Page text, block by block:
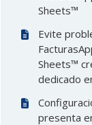
Sheets™
Evite
Sheets™
dedicado
presenta